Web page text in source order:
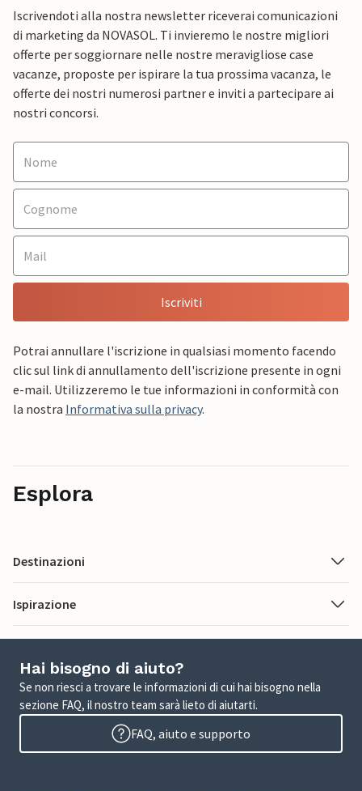
Iscrivendoti alla nostra newsletter riceverai comunicazioni
di marketing da NOVASOL. Ti invieremo le nostre migliori
offerte per soggiornare nelle nostre meravigliose case
vacanze, proposte per ispirare la tua prossima vacanza, le
offerte dei nostri numerosi partner e inviti a partecipare ai
nostri concorsi.
Iscriviti
Potrai annullare l'iscrizione in qualsiasi momento facendo
clic sul link di annullamento dell'iscrizione presente in ogni
e-mail. Utilizzeremo le tue informazioni in conformità con
la nostra Informativa sulla privacy.
Esplora
Destinazioni
Ispirazione
Hai bisogno di aiuto?
Se non riesci a trovare le informazioni di cui hai bisogno nella
sezione FAQ, il nostro team sarà lieto di aiutarti.
FAQ, aiuto e supporto